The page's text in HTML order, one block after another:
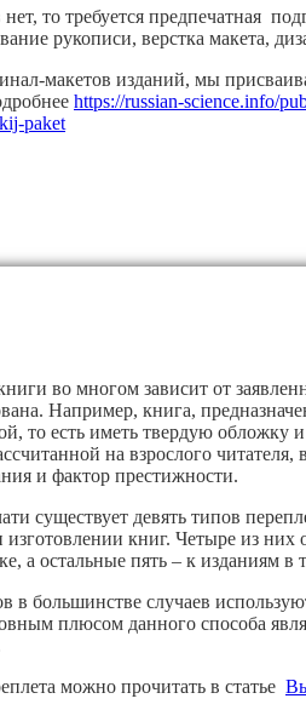
то требуется предпечатная
рукописи, верстка макета,
макетов изданий, мы
https://russian-science.info/
paket
во многом зависит от
Например, книга,
то есть иметь твердую
на взрослого читателя,
и фактор престижности.
существует девять типов
книг. Четыре из них
а остальные пять – к изданиям в
в большинстве случаев
плюсом данного способа
можно прочитать в статье